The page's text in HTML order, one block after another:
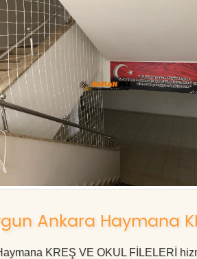
Ankara Haymana
KREŞ VE OKUL FİLELERİ